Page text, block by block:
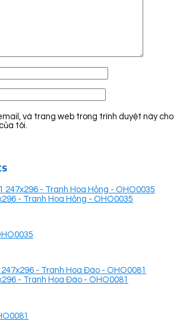
và trang web trong trình duyệt này cho
tôi.